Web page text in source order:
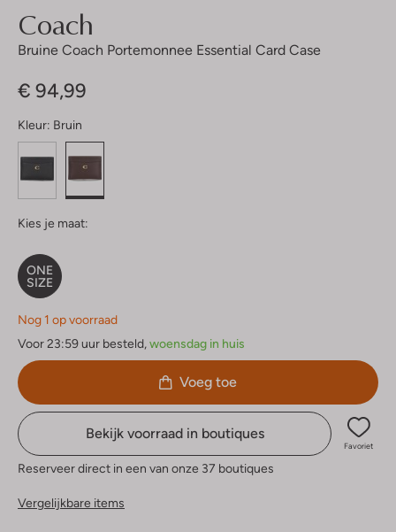
Coach
Bruine Coach Portemonnee Essential Card Case
€ 94,99
Kleur: Bruin
Kies je maat:
ONE
SIZE
Nog 1 op voorraad
Voor 23:59 uur besteld,woensdag in huis
Voeg toe
Bekijk voorraad in boutiques
Favoriet
Reserveer direct in een van onze 37 boutiques
Vergelijkbare items